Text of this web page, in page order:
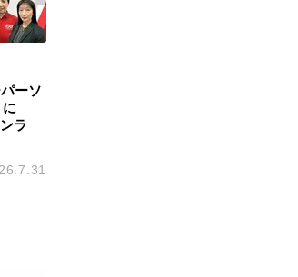
ーソ
ラ